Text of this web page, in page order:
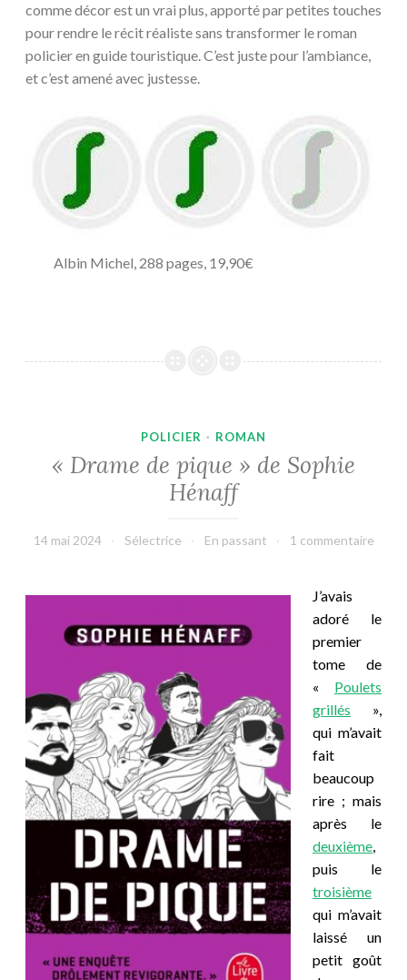
comme décor est un vrai plus, apporté par petites touches
pour rendre le récit réaliste sans transformer le roman
policier en guide touristique. C’est juste pour l’ambiance,
et c’est amené avec justesse.
Albin Michel, 288 pages, 19,90€
POLICIER · ROMAN
« Drame de pique » de Sophie
Hénaff
14 mai 2024 Sélectrice En passant 1 commentaire
J’avais
adoré le
premier
tome de
« Poulets
grillés »,
qui m’avait
fait
beaucoup
rire ; mais
après le
deuxième,
puis le
troisième
qui m’avait
laissé un
petit goût